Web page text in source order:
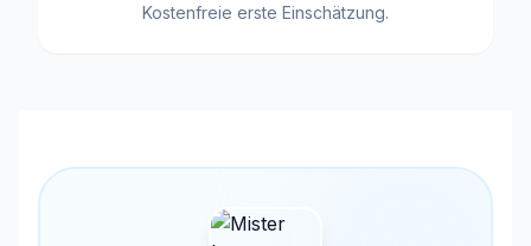
Kostenfreie erste Einschätzung.